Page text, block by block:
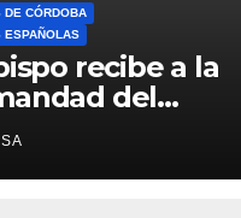
DE CÓRDOBA
ESPAÑOLAS
recibe a la
del